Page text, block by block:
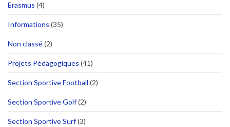
Erasmus (4)
Informations (35)
Non classé(2)
Projets Pédagogiques (41)
Section Sportive Football (2)
Section Sportive Golf(2)
Section Sportive Surf(3)